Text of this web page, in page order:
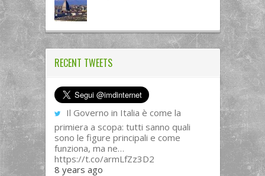
RECENT TWEETS
Il Governo in Italia è come la
primiera a scopa: tutti sanno quali
sono le figure principali e come
funziona, ma ne…
https://t.co/armLfZz3D2
8 years ago